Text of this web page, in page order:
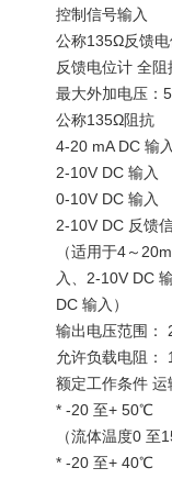
控制信号输入
公称135Ω反馈
反馈电位计 全
最大外加电压：
公称135Ω阻抗
4-20 mA DC 输
2-10V DC 输入
0-10V DC 输入
2-10V DC 反馈
（适用于4～
入、2-10V DC
DC 输入）
输出电压范围：
允许负载电阻：
额定工作条件
* -20 至+ 50℃
（流体温度0 至
* -20 至+ 40℃